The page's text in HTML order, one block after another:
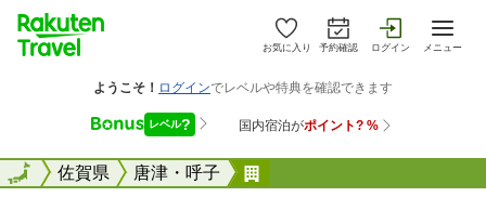
お気に入り 予約確認 ログイン メニュー
全国佐賀県 唐津・呼子
全国